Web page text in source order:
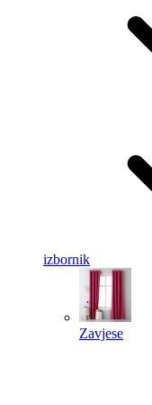
izbornik
Zavjese